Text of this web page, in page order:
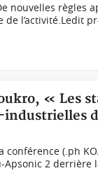
nouvelles règles
de l’activité.Ledit
« Les
industrielles
conférence (.ph
2 derrière